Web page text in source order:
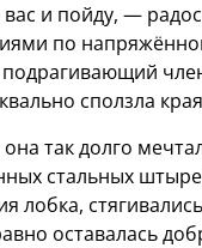
и пойду, —
по
сползла
так долго
стальных
лобка,
оставалась